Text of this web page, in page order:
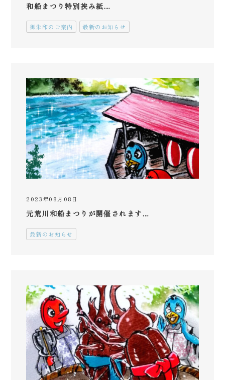
和船まつり特別挟み紙…
御朱印のご案内 最新のお知らせ
2023年08月08日
元荒川和船まつりが開催されます…
最新のお知らせ